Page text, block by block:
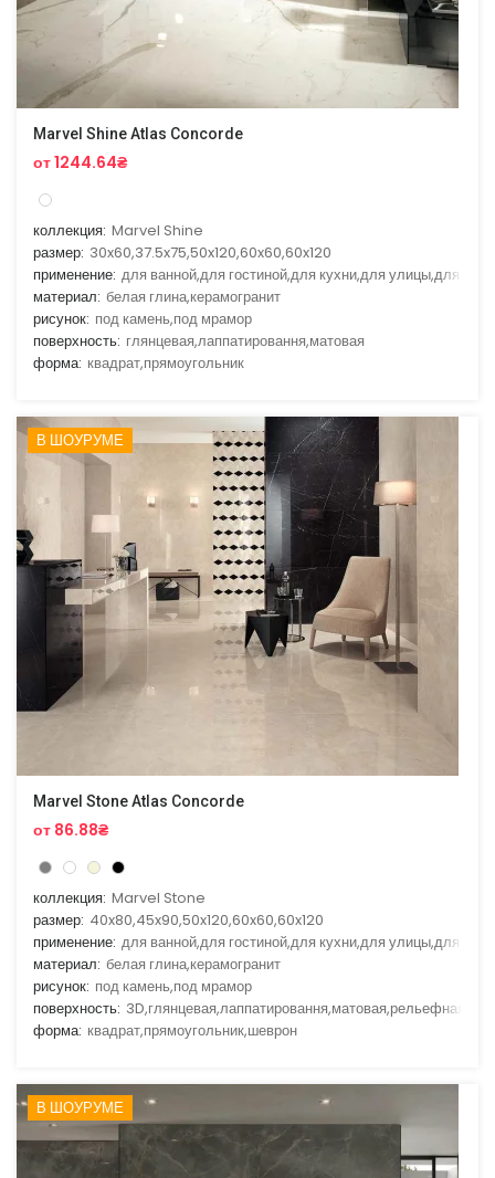
Marvel Shine Atlas Concorde
от 1244.64₴
коллекция: Marvel Shine
размер: 30x60,37.5x75,50x120,60x60,60x120
применение: для ванной,для гостиной,для кухни,для улицы,для
материал: белая глина,керамогранит
рисунок: под камень,под мрамор
поверхность: глянцевая,лаппатировання,матовая
форма: квадрат,прямоугольник
В ШОУРУМЕ
Marvel Stone Atlas Concorde
от 86.88₴
коллекция: Marvel Stone
размер: 40x80,45x90,50x120,60x60,60x120
применение: для ванной,для гостиной,для кухни,для улицы,для
материал: белая глина,керамогранит
рисунок: под камень,под мрамор
поверхность: 3D,глянцевая,лаппатировання,матовая,рельефная
форма: квадрат,прямоугольник,шеврон
В ШОУРУМЕ